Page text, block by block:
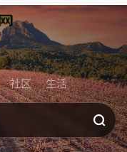
社区 生活